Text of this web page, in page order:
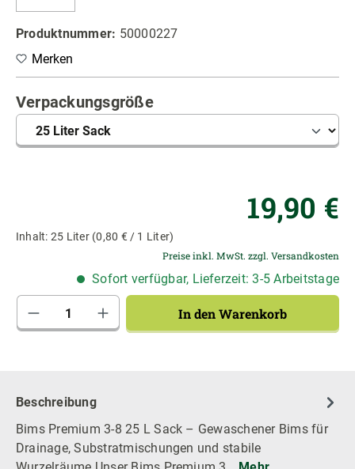
Produktnummer: 50000227
Merken
Verpackungsgrößeauswählen
19,90 €
Inhalt: 25 Liter (0,80 € / 1 Liter)
Preise inkl. MwSt. zzgl. Versandkosten
Sofort verfügbar, Lieferzeit: 3-5 Arbeitstage
Produkt Anzahl: Gib den gewünschten
In den Warenkorb
Beschreibung
Bims Premium 3-8 25 L Sack – Gewaschener Bims für
Drainage, Substratmischungen und stabile